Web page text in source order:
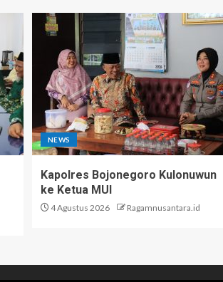
NEWS
Kapolres Bojonegoro Kulonuwun
ke Ketua MUI
4 Agustus 2026 Ragamnusantara.id